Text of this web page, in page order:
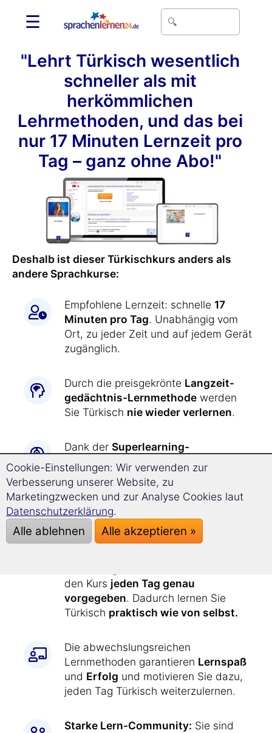
☰
"Lehrt Türkisch wesentlich
schneller als mit
herkömmlichen
Lehrmethoden, und das bei
nur 17 Minuten Lernzeit pro
Tag – ganz ohne Abo!"
Deshalb ist dieser Türkischkurs anders als
andere Sprachkurse:
Empfohlene Lernzeit: schnelle 17
Minuten pro Tag. Unabhängig vom
Ort, zu jeder Zeit und auf jedem Gerät
zugänglich.
Durch die preisgekrönte Langzeit­
gedächtnis-Lernmethode werden
Sie Türkisch nie wieder verlernen.
Dank der Superlearning-
Technologie erzielen Sie entspannt
einendeutlich schnelleren
Fortschritt und können sich besser
konzentrieren.
Türkisch lernen warnoch nie so
den Kurs jeden Tag genau
vorgegeben. Dadurch lernen Sie
Türkisch praktisch wie von selbst.
Die abwechslungsreichen
Lernmethoden garantieren Lernspaß
und Erfolg und motivieren Sie dazu,
jeden Tag Türkisch weiterzulernen.
Starke Lern-Community: Sie sind
Cookie-Einstellungen: Wir verwenden zur
Verbesserung unserer Website, zu
Marketingzwecken und zur Analyse Cookies laut
Datenschutzerklärung.
Alle ablehnen Alle akzeptieren »